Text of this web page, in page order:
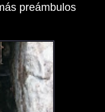
preámbulos